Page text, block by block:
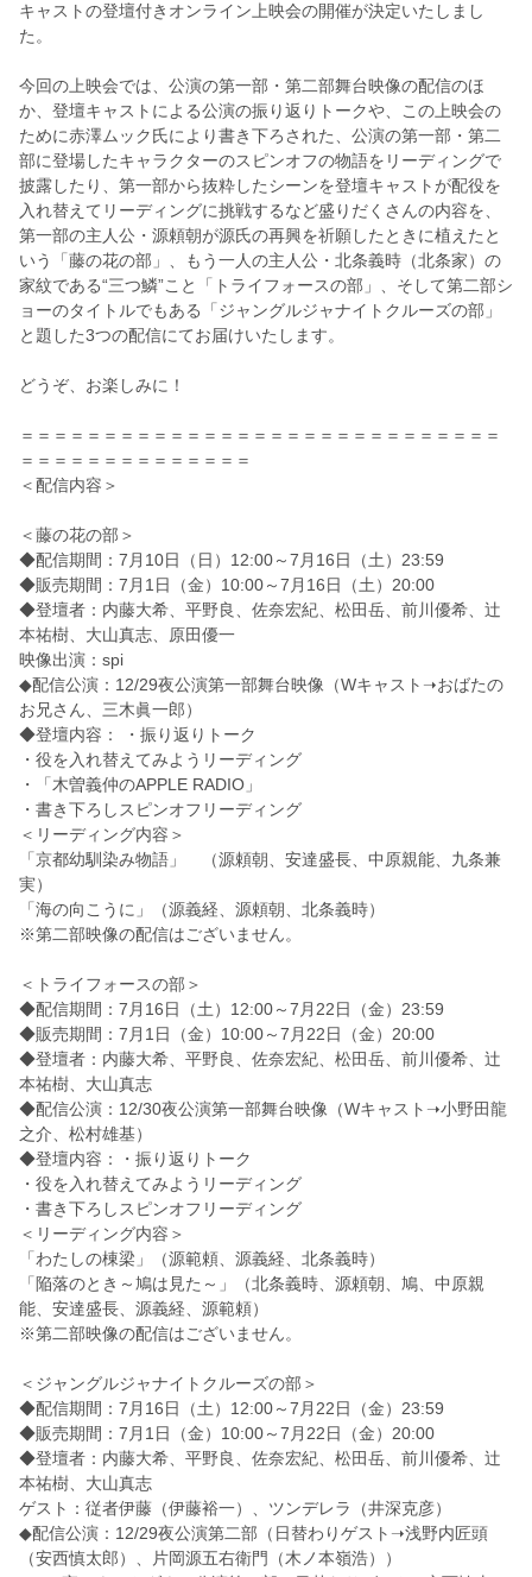
キャストの登壇付きオンライン上映会の開催が決定いたしま し
た。
今回の上映会では、公演の第一部・第二部舞台映像の配信のほ
か、 登壇キャストによる公演の振り返りトークや、 この上映会の
ために赤澤ムック氏により書き下ろされた、 公演の第一部・ 第二
部に登場したキャラクターのスピンオフの物語をリーディングで
披露したり、 第一部から抜粋したシーンを登壇キャストが配役を
入れ替えてリーディングに挑戦するなど盛りだくさんの内容を、
第一部の主人公・ 源頼朝が源氏の再興を祈願したときに植えたと
いう「藤の花の部」 、もう一人の主人公・北条義時（北条家）の
家紋である“三つ鱗”こと「トライフォースの部」、 そして第二部シ
ョーのタイトルでもある「 ジャングルジャナイトクルーズの部」
と題した3つの配信にてお届けいたします。
どうぞ、お楽しみに！
＝＝＝＝＝＝＝＝＝＝＝＝＝＝＝＝＝＝＝＝＝＝＝＝＝＝＝＝＝
＝ ＝＝＝＝＝＝＝＝＝＝＝＝＝
＜配信内容＞
＜藤の花の部＞
◆配信期間：7月10日（日）12:00～7月16日（土） 23:59
◆販売期間：7月1日（金）10:00～7月16日（土）20:00
◆登壇者：内藤大希、平野良、佐奈宏紀、松田岳、前川優希、 辻
本祐樹、大山真志、原田優一
映像出演：spi
◆配信公演：12/29夜公演第一部舞台映像（Wキャスト➝おばたの
お兄さん、三木眞一郎）
◆登壇内容： ・振り返りトーク
・役を入れ替えてみようリーディング
・「木曽義仲のAPPLE RADIO」
・書き下ろしスピンオフリーディング
＜リーディング内容＞
「京都幼馴染み物語」 （源頼朝、安達盛長、中原親能、九条兼
実）
「海の向こうに」（源義経、源頼朝、北条義時）
※第二部映像の配信はございません。
＜トライフォースの部＞
◆配信期間：7月16日（土）12:00～7月22日（金） 23:59
◆販売期間：7月1日（金）10:00～7月22日（金）20:00
◆登壇者：内藤大希、平野良、佐奈宏紀、松田岳、前川優希、 辻
本祐樹、大山真志
◆配信公演：12/30夜公演第一部舞台映像（Wキャスト➝小野田龍
之介、松村雄基）
◆登壇内容：・振り返りトーク
・役を入れ替えてみようリーディング
・書き下ろしスピンオフリーディング
＜リーディング内容＞
「わたしの棟梁」（源範頼、源義経、北条義時）
「陥落のとき～鳩は見た～」（北条義時、源頼朝、鳩、中原親
能、 安達盛長、源義経、源範頼）
※第二部映像の配信はございません。
＜ジャングルジャナイトクルーズの部＞
◆配信期間：7月16日（土）12:00～7月22日（金） 23:59
◆販売期間：7月1日（金）10:00～7月22日（金）20:00
◆登壇者：内藤大希、平野良、佐奈宏紀、松田岳、前川優希、 辻
本祐樹、大山真志
ゲスト：従者伊藤（伊藤裕一）、ツンデレラ（井深克彦）
◆配信公演：12/29夜公演第二部（日替わりゲスト➝浅野内匠頭
（安西慎太郎）、片岡源五右衛門（木ノ本嶺浩））